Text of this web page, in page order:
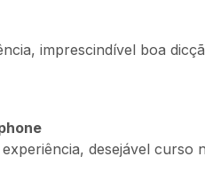
imprescindível boa
desejável curso